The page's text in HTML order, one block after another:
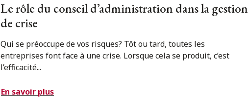
Le rôle du conseil d’administration dans la gestion
de crise
Qui se préoccupe de vos risques? Tôt ou tard, toutes les
entreprises font face à une crise. Lorsque cela se produit, c’est
l’efficacité...
En savoir plus